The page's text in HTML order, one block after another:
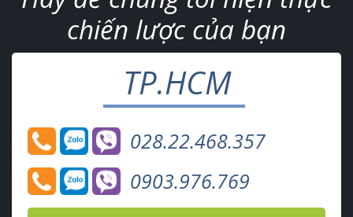
chiến lược của bạn
TP.HCM
028.22.468.357
0903.976.769